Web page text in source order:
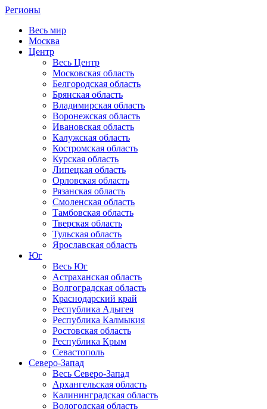
Регионы
Весь мир
Москва
Центр
Весь Центр
Московская область
Белгородская область
Брянская область
Владимирская область
Воронежская область
Ивановская область
Калужская область
Костромская область
Курская область
Липецкая область
Орловская область
Рязанская область
Смоленская область
Тамбовская область
Тверская область
Тульская область
Ярославская область
Юг
Весь Юг
Астраханская область
Волгоградская область
Краснодарский край
Республика Адыгея
Республика Калмыкия
Ростовская область
Республика Крым
Севастополь
Северо-Запад
Весь Северо-Запад
Архангельская область
Калининградская область
Вологодская область